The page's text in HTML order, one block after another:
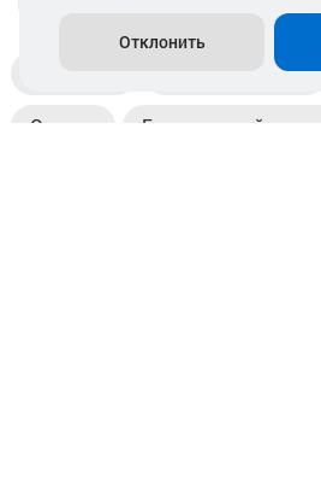
Пункты выдачи
Оплата Безналичный расчет
Отклонить